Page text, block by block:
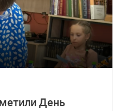
День